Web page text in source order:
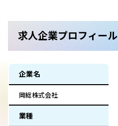
求人企業プロフィール
企業名
岡総株式会社
業種